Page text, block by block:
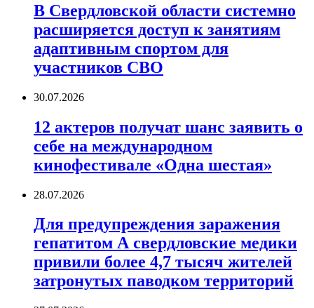
В Свердловской области системно
расширяется доступ к занятиям
адаптивным спортом для
участников СВО
30.07.2026
12 актеров получат шанс заявить о
себе на международном
кинофестивале «Одна шестая»
28.07.2026
Для предупреждения заражения
гепатитом А свердловские медики
привили более 4,7 тысяч жителей
затронутых паводком территорий